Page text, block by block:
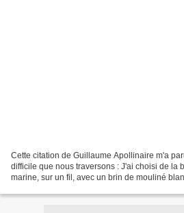
Cette citation de Guillaume Apollinaire m'a
difficile que nous traversons : J'ai choisi de la
marine, sur un fil, avec un brin de mouliné